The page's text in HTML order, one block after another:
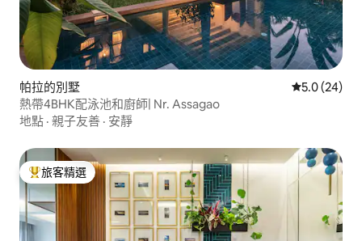
帕拉的別墅 從 24 則評
5.0 (24)
熱帶4BHK配泳池和廚師| Nr. Assagao
地點 · 親子友善 · 安靜
旅客精選榜首
旅客精選